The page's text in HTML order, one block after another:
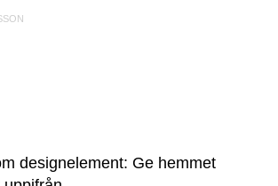
designelement: Ge hemmet